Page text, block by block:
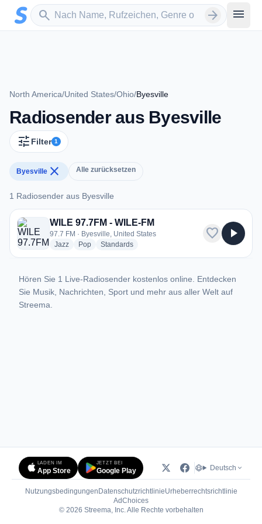
Zum Hauptinhalt springen
search
Sender suchen arrow_forward menu
North America/United States/Ohio/Byesville
Radiosender aus Byesville
tune Filter 1
Byesville close Alle zurücksetzen
1 Radiosender aus Byesville
1 Radiosender aus Byesville
WILE 97.7FM - WILE-FM
97.7 FM · Byesville, United States
Jazzradio stations
Popradio stations
Standardsradio stations
favorite play_arrow
Hören Sie 1 Live-Radiosender kostenlos online. Entdecken
Sie Musik, Nachrichten, Sport und mehr aus aller Welt auf
Streema.
LADEN IM
App Store
JETZT BEI
Google Play Deutsch
Nutzungsbedingungen DatenschutzrichtlinieUrheberrechtsrichtlinie
AdChoices(öffnet in neuem Tab)
© 2026 Streema, Inc. Alle Rechte vorbehalten